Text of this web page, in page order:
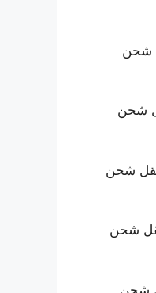
شحن
شحن
شحن
شحن
شحن